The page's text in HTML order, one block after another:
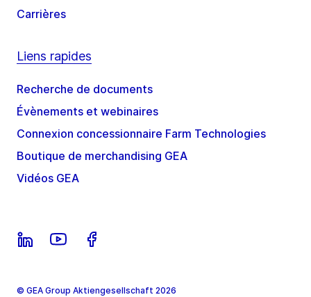
Carrières
Liens rapides
Recherche de documents
Évènements et webinaires
Connexion concessionnaire Farm Technologies
Boutique de merchandising GEA
Vidéos GEA
© GEA Group Aktiengesellschaft 2026